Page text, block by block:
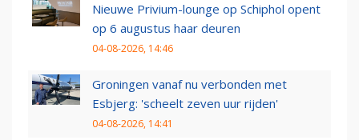
Nieuwe Privium-lounge op Schiphol opent
op 6 augustus haar deuren
04-08-2026, 14:46
Groningen vanaf nu verbonden met
Esbjerg: 'scheelt zeven uur rijden'
04-08-2026, 14:41